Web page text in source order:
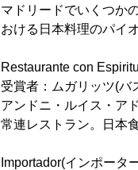
マドリードでいくつか
おける日本料理のパイ
Restaurante con
受賞者：ムガリッツ(バ
アンドニ・ルイス・ア
常連レストラン。日本
Importador(インポータ